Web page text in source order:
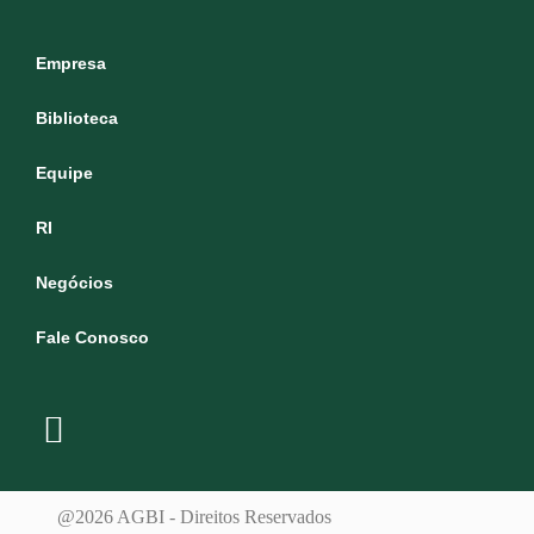
Empresa
Biblioteca
Equipe
RI
Negócios
Fale Conosco
@2026 AGBI - Direitos Reservados